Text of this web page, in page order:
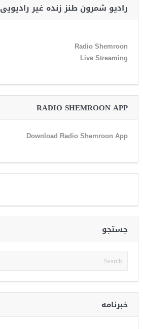
رادیو شمرون طنز زنده غیر رادیویی
Radio Shemroon
Live Streaming
RADIO SHEMROON APP
Download Radio Shemroon App
جستجو
خبرنامه